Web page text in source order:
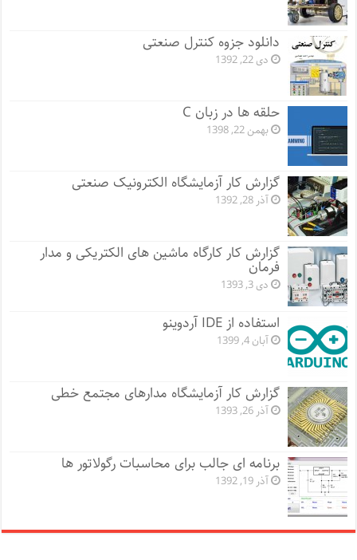
دانلود جزوه کنترل صنعتی
دی 22, 1392
حلقه ها در زبان C
بهمن 22, 1398
گزارش کار آزمایشگاه الکترونیک صنعتی
آذر 28, 1392
گزارش کار کارگاه ماشین های الکتریکی و مدار
فرمان
دی 3, 1393
استفاده از IDE آردوینو
آبان 4, 1399
گزارش کار آزمایشگاه مدارهای مجتمع خطی
آذر 26, 1393
برنامه ای جالب برای محاسبات رگولاتور ها
آذر 19, 1392